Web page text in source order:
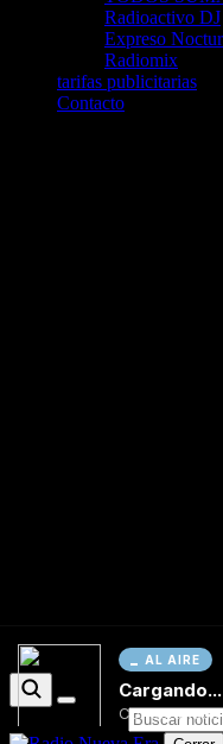
AL AIRE
Cargando...
Conectando...